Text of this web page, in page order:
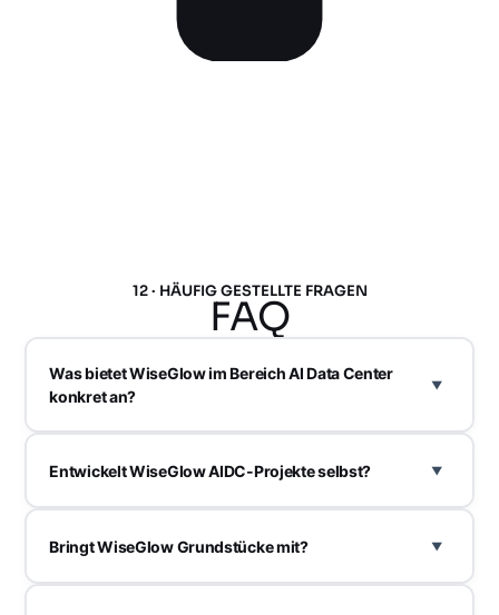
12 · HÄUFIG GESTELLTE FRAGEN
FAQ
Was bietet WiseGlow im Bereich AI Data Center
konkret an?
Entwickelt WiseGlow AIDC-Projekte selbst?
Bringt WiseGlow Grundstücke mit?